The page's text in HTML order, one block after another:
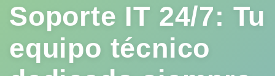
Soporte IT 24/7: Tu
equipo técnico